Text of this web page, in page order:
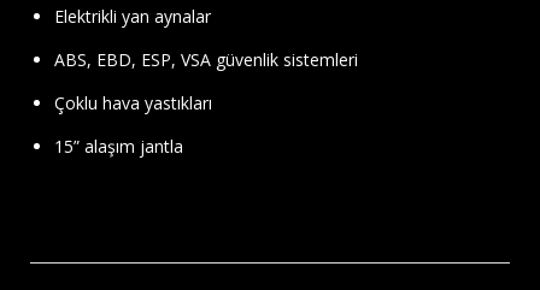
Elektrikli yan aynalar
ABS, EBD, ESP, VSA güvenlik sistemleri
Çoklu hava yastıkları
15” alaşım jantla